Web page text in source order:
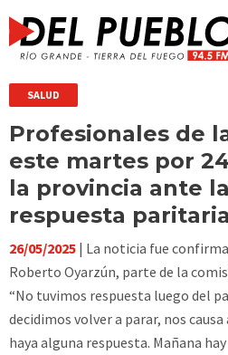
SALUD
Profesionales de
este martes por
la provincia ante
respuesta paritaria
26/05/2025 | La noticia fue
Roberto Oyarzún, parte de la
“No tuvimos respuesta luego del
decidimos volver a parar, nos
haya alguna respuesta. Mañana